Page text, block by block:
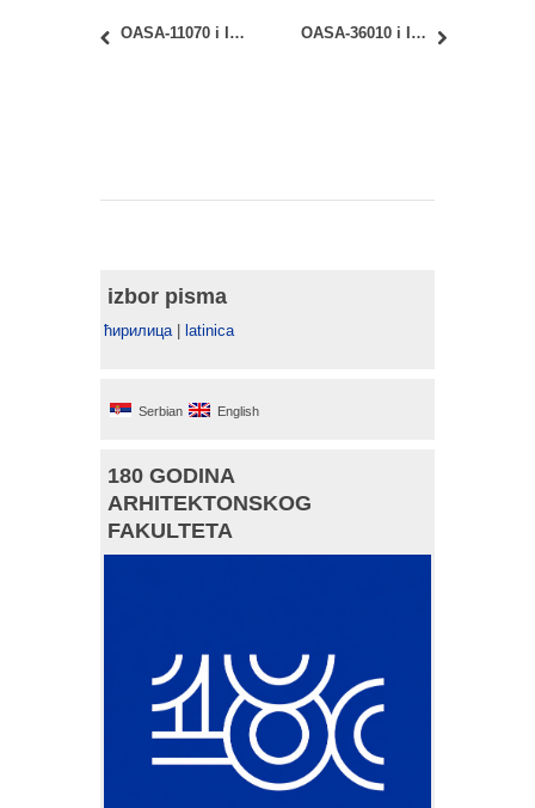
OASA-11070 i IASA-11070 – Geometrija oblika 1: Junski ispitni rok – Uvid u radove OASA-36010 i IASA-36010 Proces projektovanja: Termini konsultacija tokom juna 2018.
izbor pisma
ћирилица| latinica
Serbian English
180 GODINA
ARHITEKTONSKOG
FAKULTETA